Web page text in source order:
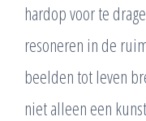
hardop voor te
resoneren in de
beelden tot leven
niet alleen een